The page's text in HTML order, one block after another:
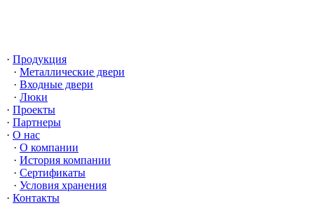
Продукция
Металлические двери
Входные двери
Люки
Проекты
Партнеры
О нас
О компании
История компании
Сертификаты
Условия хранения
Контакты